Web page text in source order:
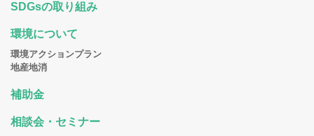
SDGsの取り組み
環境について
環境アクションプラン
地産地消
補助金
相談会・セミナー